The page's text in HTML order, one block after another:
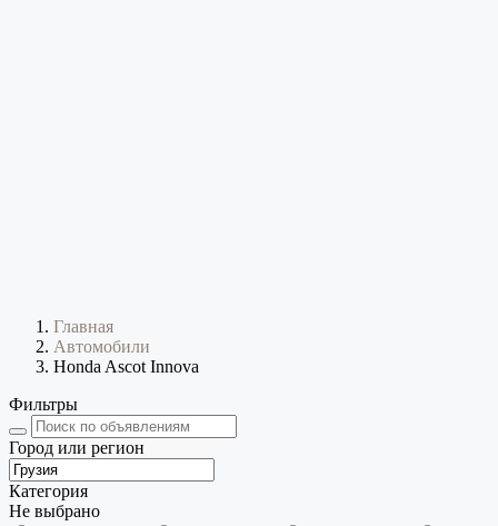
Главная
Автомобили
Honda Ascot Innova
Фильтры
Город или регион
Категория
Не выбрано